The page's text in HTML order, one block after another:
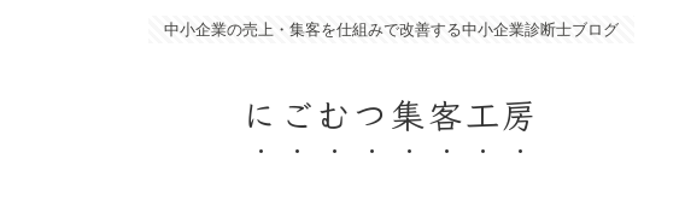
中小企業の売上・集客を仕組みで改善する中小企業診断士ブログ
にごむつ集客工房